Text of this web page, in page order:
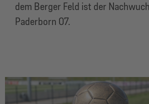
dem Berger Feld ist der
Paderborn 07.